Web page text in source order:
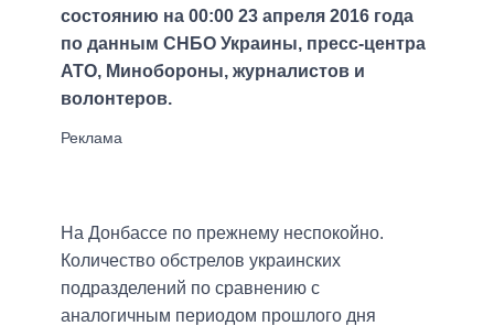
состоянию на 00:00 23 апреля 2016 года
по данным СНБО Украины, пресс-центра
АТО, Минобороны, журналистов и
волонтеров.
На Донбассе по прежнему неспокойно.
Количество обстрелов украинских
подразделений по сравнению с
аналогичным периодом прошлого дня